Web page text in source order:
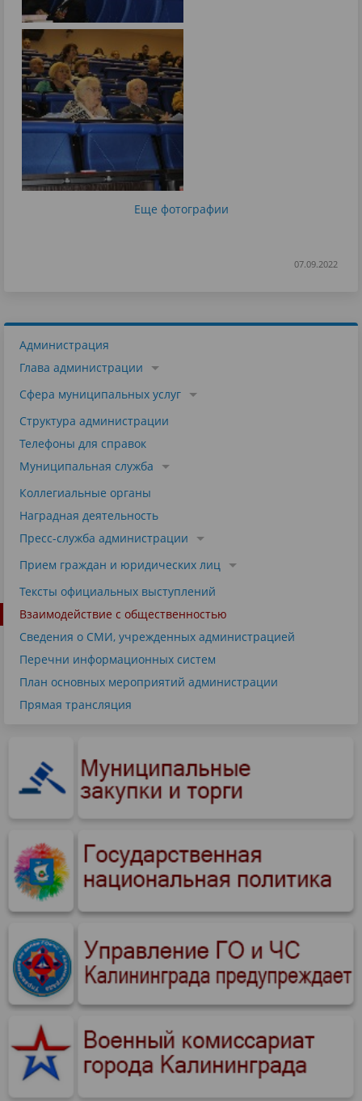
Еще фотографии
07.09.2022
Администрация
Глава администрации
Сфера муниципальных услуг
Структура администрации
Телефоны для справок
Муниципальная служба
Коллегиальные органы
Наградная деятельность
Пресс-служба администрации
Прием граждан и юридических лиц
Тексты официальных выступлений
Взаимодействие с общественностью
Сведения о СМИ, учрежденных администрацией
Перечни информационных систем
План основных мероприятий администрации
Прямая трансляция